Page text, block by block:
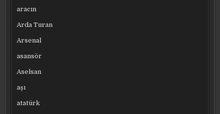
aracın
Arda Turan
Arsenal
asansör
Aselsan
aşı
atatürk